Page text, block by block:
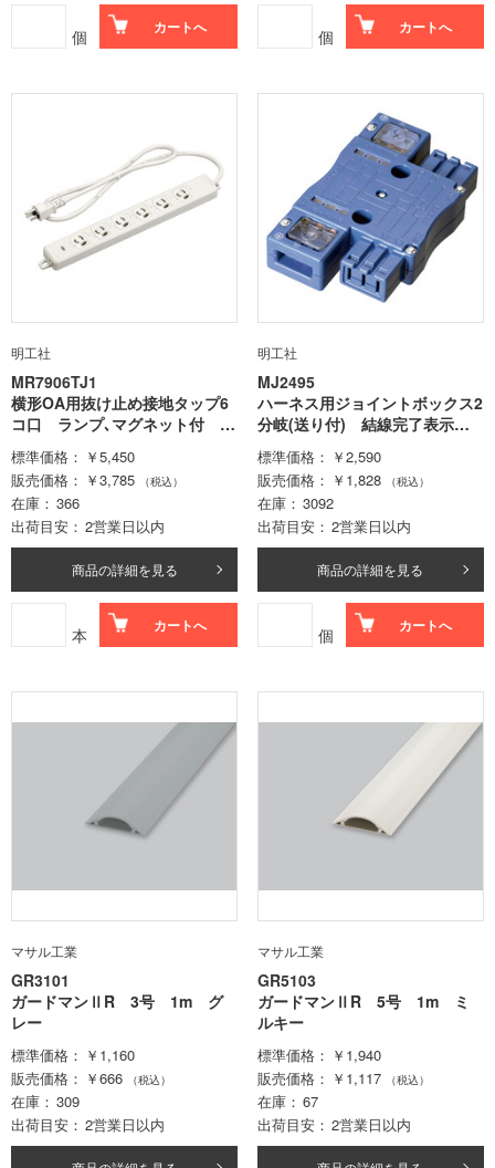
個 カートへ 個 カートへ
明工社
MR7906TJ1
横形OA用抜け止め接地タップ6
コ口 ランプ､マグネット付 V
CTF1m接地プラグ付
標準価格
￥5,450
販売価格
￥3,785 （税込）
在庫
366
出荷目安
2営業日以内
商品の詳細を見る
本 カートへ
明工社
MJ2495
ハーネス用ジョイントボックス2
分岐(送り付) 結線完了表示付
(標準色 青)
標準価格
￥2,590
販売価格
￥1,828 （税込）
在庫
3092
出荷目安
2営業日以内
商品の詳細を見る
個 カートへ
マサル工業
GR3101
ガードマンⅡR 3号 1m グ
レー
標準価格
￥1,160
販売価格
￥666 （税込）
在庫
309
出荷目安
2営業日以内
マサル工業
GR5103
ガードマンⅡR 5号 1m ミ
ルキー
標準価格
￥1,940
販売価格
￥1,117 （税込）
在庫
67
出荷目安
2営業日以内